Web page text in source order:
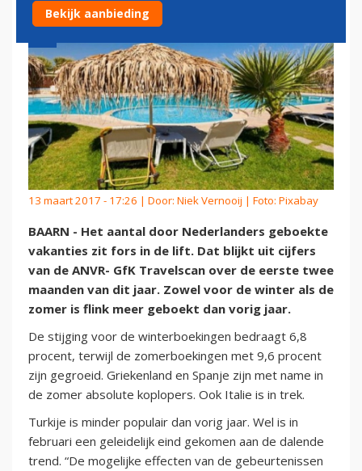
13 maart 2017 - 17:26 | Door: Niek Vernooij | Foto: Pixabay
BAARN - Het aantal door Nederlanders geboekte
vakanties zit fors in de lift. Dat blijkt uit cijfers
van de ANVR- GfK Travelscan over de eerste twee
maanden van dit jaar. Zowel voor de winter als de
zomer is flink meer geboekt dan vorig jaar.
De stijging voor de winterboekingen bedraagt 6,8
procent, terwijl de zomerboekingen met 9,6 procent
zijn gegroeid. Griekenland en Spanje zijn met name in
de zomer absolute koplopers. Ook Italie is in trek.
Turkije is minder populair dan vorig jaar. Wel is in
februari een geleidelijk eind gekomen aan de dalende
trend. “De mogelijke effecten van de gebeurtenissen
Bekijk aanbieding